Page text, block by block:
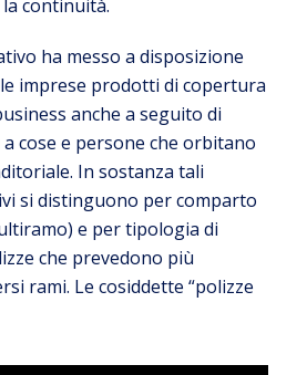
continuità.
ha messo a disposizione
imprese prodotti di copertura
anche a seguito di
cose e persone che orbitano
In sostanza tali
si distinguono per comparto
e per tipologia di
che prevedono più
rami. Le cosiddette “polizze